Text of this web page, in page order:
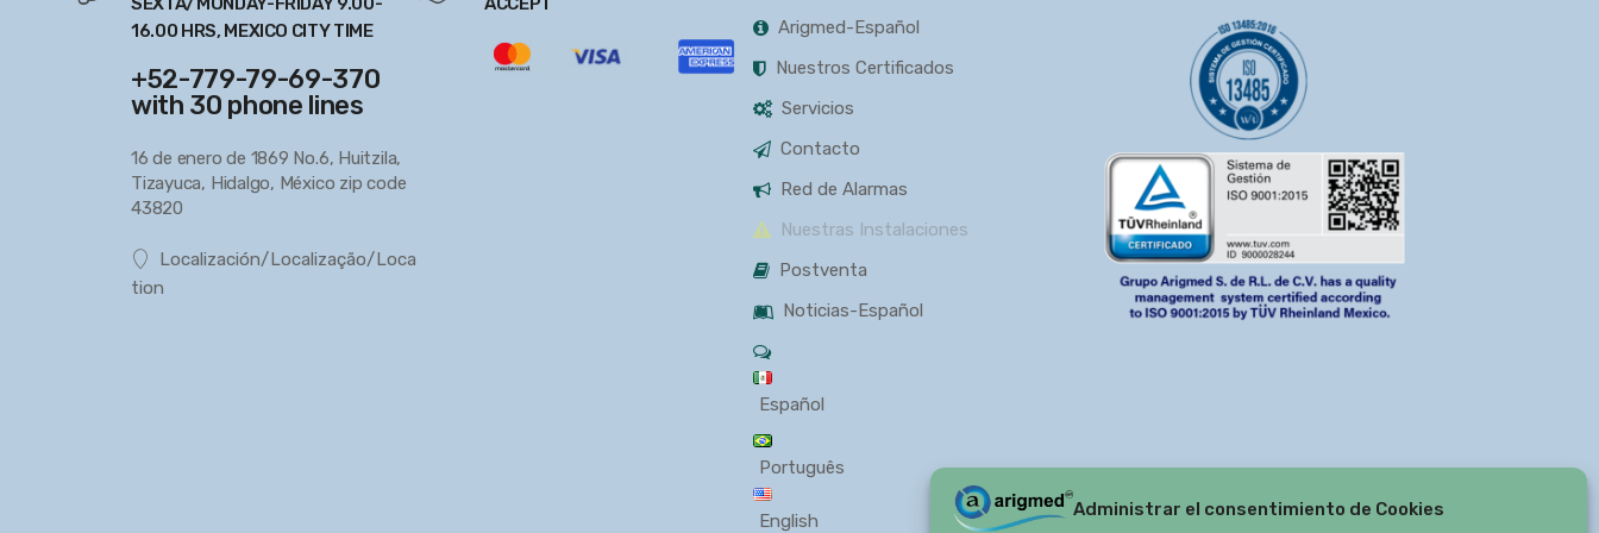
Administrar el consentimiento de Cookies
16.00 HRS, MEXICO CITY TIME
+52-779-79-69-370
with 30 phone lines
16 de enero de 1869 No.6, Huitzila,
Tizayuca, Hidalgo, México zip code
43820
Localización/Localização/Loca
tion
Arigmed-Español
Nuestros Certificados
Servicios
Contacto
Red de Alarmas
Nuestras Instalaciones
Postventa
Noticias-Español
Español
Português
English